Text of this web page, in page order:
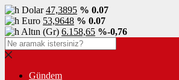
Dolar47,3895 % 0.07
Euro 53,9648 % 0.07
Altın (Gr) 6.158,65 %-0,76
Gündem